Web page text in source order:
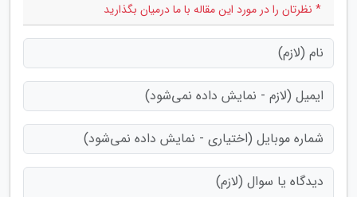
* نظرتان را در مورد این مقاله با ما درمیان بگذارید